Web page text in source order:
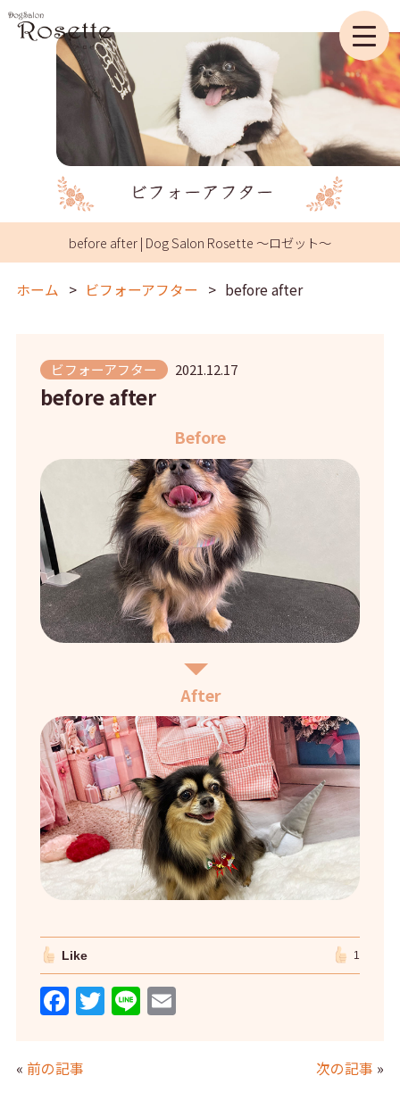
before after | Dog Salon Rosette ～ロゼット～
ホーム ビフォーアフター before after
ビフォーアフター 2021.12.17
before after
Before
After
Like 1
F
c
e
T Li E
« 前の記事 次の記事 »